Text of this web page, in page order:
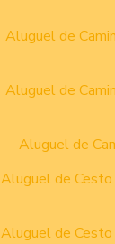
Aluguel de
Aluguel de
Aluguel de
Aluguel de Cesto
Aluguel de Cesto